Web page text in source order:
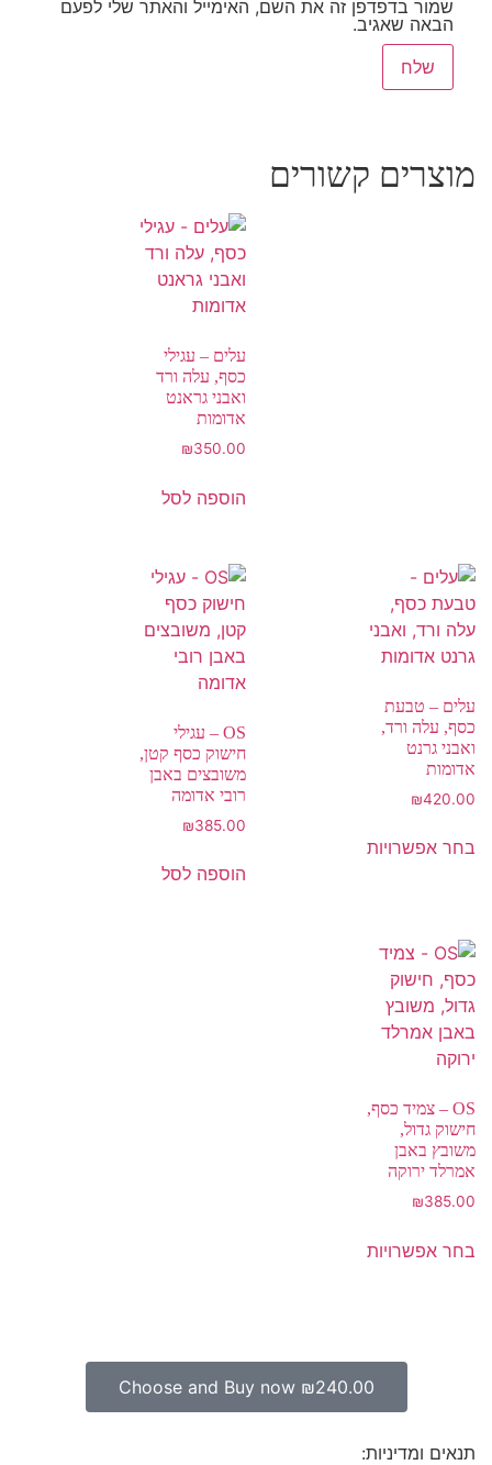
שמור בדפדפן זה את השם, האימייל והאתר שלי לפעם
הבאה שאגיב.
מוצרים קשורים
עלים – עגילי
כסף, עלה ורד
ואבני גראנט
אדומות
₪350.00
הוספה לסל
עלים – טבעת
כסף, עלה ורד,
ואבני גרנט
אדומות
₪420.00
בחר אפשרויות
OS – עגילי
חישוק כסף קטן,
משובצים באבן
רובי אדומה
₪385.00
הוספה לסל
OS – צמיד כסף,
חישוק גדול,
משובץ באבן
אמרלד ירוקה
₪385.00
בחר אפשרויות
₪240.00
Choose and Buy now
תנאים ומדיניות: